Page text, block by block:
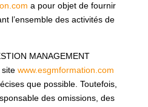
a pour objet de fournir
l’ensemble des activités de
MANAGEMENT
site www.esgmformation.com
que possible. Toutefois,
des omissions, des